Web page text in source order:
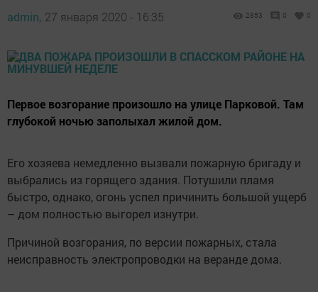
admin, 27 января 2020 - 16:35 2853 0 0
Первое возгорание произошло на улице Парковой. Там
глубокой ночью заполыхал жилой дом.
Его хозяева немедленно вызвали пожарную бригаду и
выбрались из горящего здания. Потушили пламя
быстро, однако, огонь успел причинить большой ущерб
– дом полностью выгорел изнутри.
Причиной возгорания, по версии пожарных, стала
неисправность электропроводки на веранде дома.